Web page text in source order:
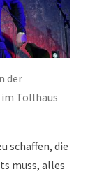
der
Tollhaus
schaffen, die
muss, alles